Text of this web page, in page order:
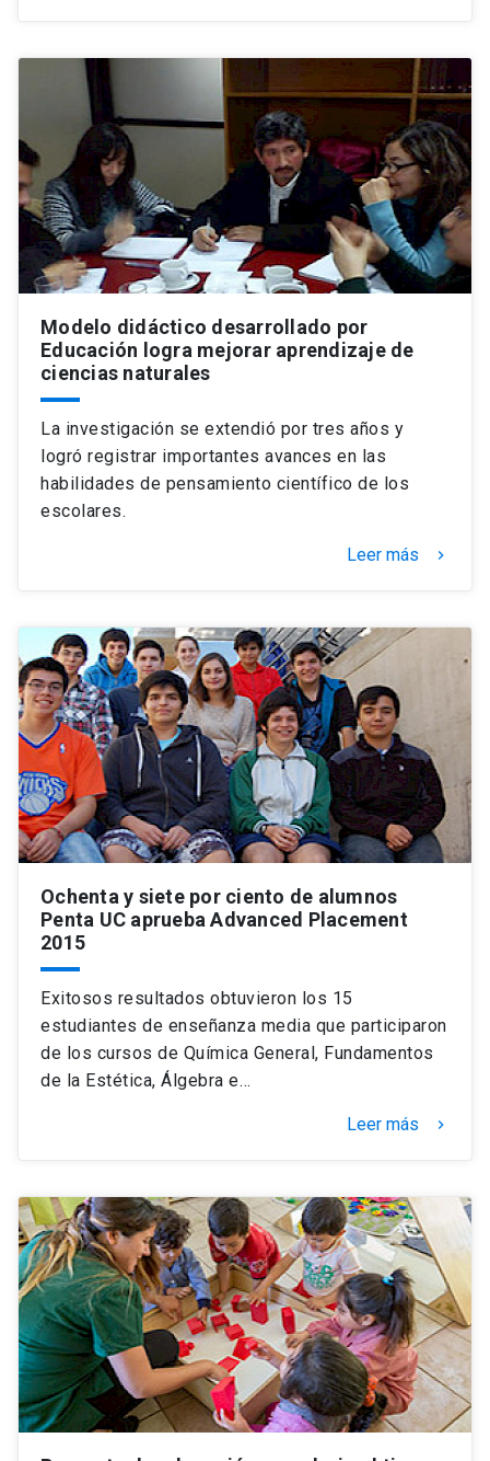
Modelo didáctico desarrollado por
Educación logra mejorar aprendizaje de
ciencias naturales
La investigación se extendió por tres años y
logró registrar importantes avances en las
habilidades de pensamiento científico de los
escolares.
Leer más keyboard_arrow_right
Ochenta y siete por ciento de alumnos
Penta UC aprueba Advanced Placement
2015
Exitosos resultados obtuvieron los 15
estudiantes de enseñanza media que participaron
de los cursos de Química General, Fundamentos
de la Estética, Álgebra e…
Leer más keyboard_arrow_right